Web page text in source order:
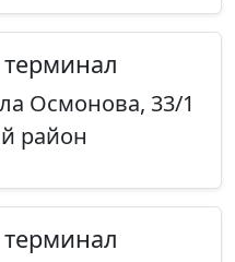
Осмонова, 33/1
район